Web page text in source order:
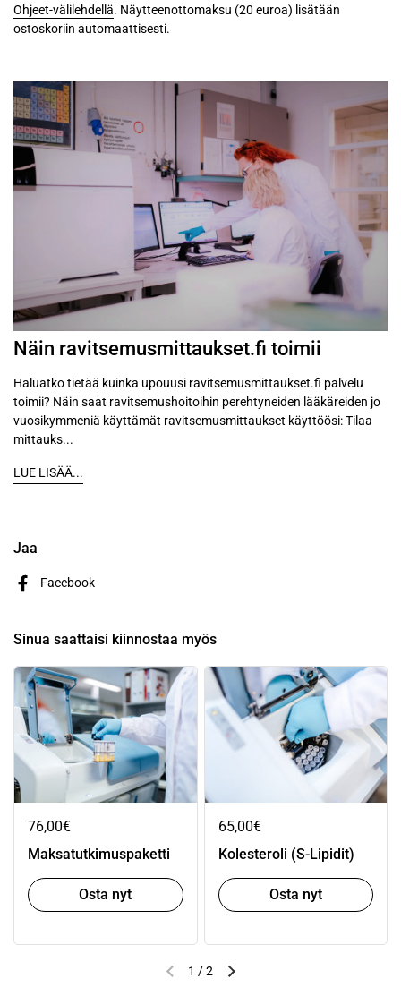
Ohjeet-välilehdellä. Näytteenottomaksu (20 euroa) lisätään
ostoskoriin automaattisesti.
Näin ravitsemusmittaukset.fi toimii
Haluatko tietää kuinka upouusi ravitsemusmittaukset.fi palvelu
toimii? Näin saat ravitsemushoitoihin perehtyneiden lääkäreiden jo
vuosikymmeniä käyttämät ravitsemusmittaukset käyttöösi: Tilaa
mittauks...
LUE LISÄÄ...
Jaa
Facebook
Sinua saattaisi kiinnostaa myös
76,00€
Maksatutkimuspaketti
Osta nyt
65,00€
Kolesteroli (S-Lipidit)
Osta nyt
1 /2